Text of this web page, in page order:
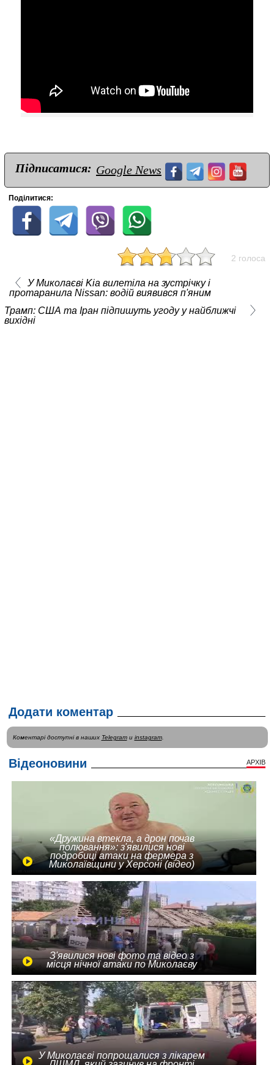
Підписатися: Google News
Поділитися:
2 голоса
У Миколаєві Kia вилетіла на зустрічку і
протаранила Nissan: водій виявився п'яним
Трамп: США та Іран підпишуть угоду у найближчі
вихідні
Додати коментар
Коментарі доступні в наших Telegramи instagram.
Відеоновини АРХІВ
«Дружина втекла, а дрон почав
полювання»: з'явилися нові
подробиці атаки на фермера з
Миколаївщини у Херсоні (відео)
З'явилися нові фото та відео з
місця нічної атаки по Миколаєву
У Миколаєві попрощалися з лікарем